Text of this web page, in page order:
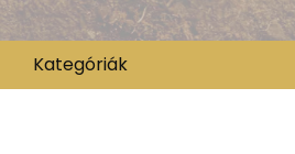
Kategóriák